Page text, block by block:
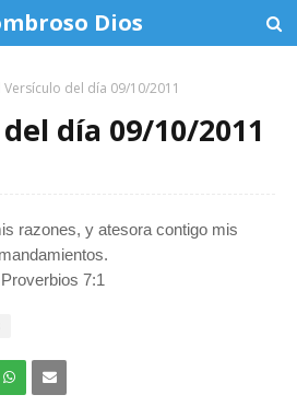
Dios
Versículo del día 09/10/2011
día 09/10/2011
razones, y atesora contigo mis
mandamientos.
Proverbios 7:1